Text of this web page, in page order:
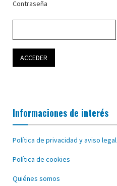
Contraseña
Informaciones de interés
Política de privacidad y aviso legal
Política de cookies
Quiénes somos